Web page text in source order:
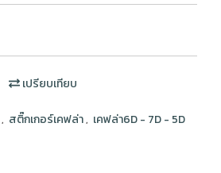
เปรียบเทียบ
, สติ๊กเกอร์เคฟล่า, เคฟล่า6D - 7D - 5D